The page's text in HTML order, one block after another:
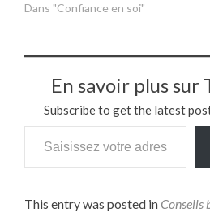
Dans "Confiance en soi"
En savoir plus sur
Subscribe to get the latest
This entry was posted in Conseils